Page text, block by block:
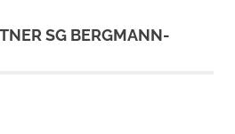
SG BERGMANN-